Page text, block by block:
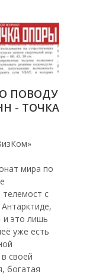
ПОВОДУ
- ТОЧКА
мира по
с
это лишь
уже есть
своей
богатая